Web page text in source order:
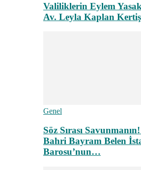
Valiliklerin Eylem
Av. Leyla Kaplan
Genel
Söz Sırası
Bahri Bayram Belen
Barosu’nun…